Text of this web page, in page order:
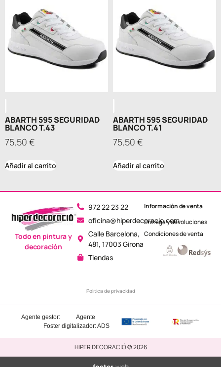
ABARTH 595 SEGURIDAD
BLANCO T.43
75,50 €
Añadir al carrito
ABARTH 595 SEGURIDAD
BLANCO T.41
75,50 €
Añadir al carrito
972 22 23 22
oficina@hiperdecoracio.com
Calle Barcelona, ​​
481, 17003 Girona
Tiendas
Política de privacidad
Todo en pintura y
decoración
Información de venta
Entrega y devoluciones
Condiciones de venta
Agente
digitalizador: ADS
Agente gestor:
Foster
HIPER DECORACIÓ © 2026